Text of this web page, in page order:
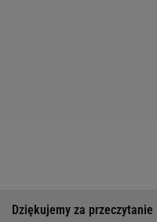
Dziękujemy za przeczytanie